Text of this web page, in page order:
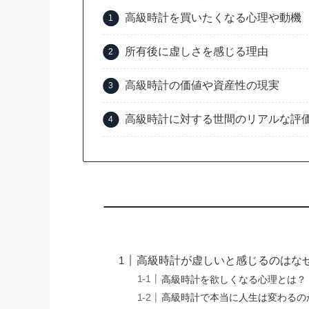
高級時計を買いたくなる心理や動機
所有後に虚しさを感じる理由
高級時計の価値や資産性の現実
高級時計に対する世間のリアルな評
高級時計が虚しいと感じるのはな
高級時計を欲しくなる心理とは？
高級時計で本当に人生は変わるの